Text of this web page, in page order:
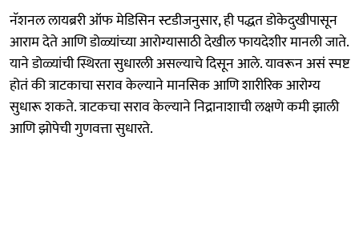
नॅशनल लायब्ररी ऑफ मेडिसिन स्टडीजनुसार, ही पद्धत डोकेदुखीपासून
आराम देते आणि डोळ्यांच्या आरोग्यासाठी देखील फायदेशीर मानली जाते.
याने डोळ्यांची स्थिरता सुधारली असल्याचे दिसून आले. यावरून असं स्पष्ट
होतं की त्राटकाचा सराव केल्याने मानसिक आणि शारीरिक आरोग्य
सुधारू शकते. त्राटकचा सराव केल्याने निद्रानाशाची लक्षणे कमी झाली
आणि झोपेची गुणवत्ता सुधारते.